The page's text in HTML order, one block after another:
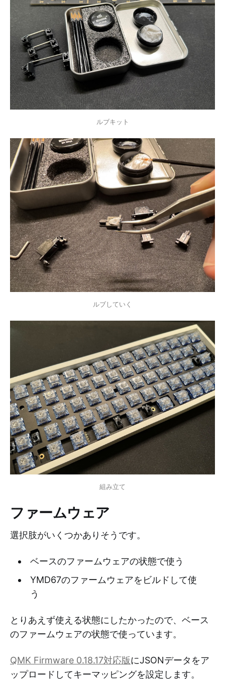
ルブキット
ルブしていく
組み立て
ファームウェア
選択肢がいくつかありそうです。
ベースのファームウェアの状態で使う
YMD67のファームウェアをビルドして使
う
とりあえず使える状態にしたかったので、ベース
のファームウェアの状態で使っています。
QMK Firmware 0.18.17対応版にJSONデータをア
ップロードしてキーマッピングを設定します。